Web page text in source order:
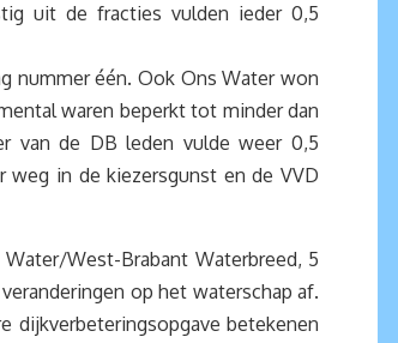
uit de fracties vulden ieder 0,5
nummer één. Ook Ons Water won
waren beperkt tot minder dan
van de DB leden vulde weer 0,5
weg in de kiezersgunst en de VVD
West-Brabant Waterbreed, 5
op het waterschap af.
dijkverbeteringsopgave betekenen